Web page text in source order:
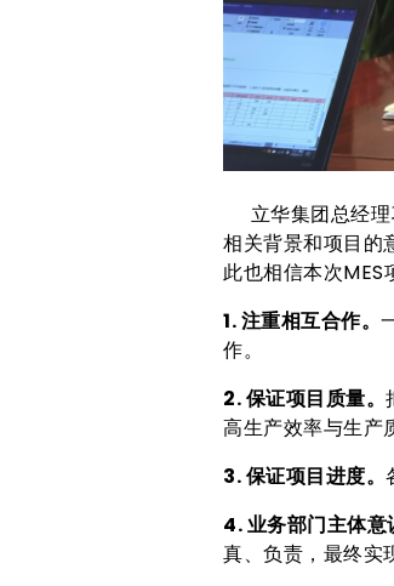
立华集团总经理
相关背景和项目的
此也相信本次MES
1. 注重相互合作。
作。
2. 保证项目质量。
高生产效率与生产
3. 保证项目进度。
4. 业务部门主体意
真、负责，最终实